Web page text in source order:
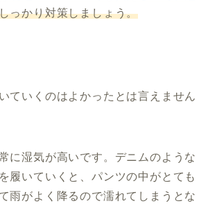
っかり対策しましょう。
ていくのはよかったとは言えません
に湿気が高いです。デニムのような
履いていくと、パンツの中がとても
雨がよく降るので濡れてしまうとな